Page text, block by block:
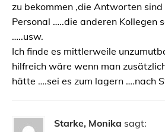
zu bekommen ,die Antworten
Personal …..die anderen Kollegen
…..usw.
Ich finde es mittlerweile
hilfreich wäre wenn man
hätte ….sei es zum lagern ….nach
Starke, Monika sagt: